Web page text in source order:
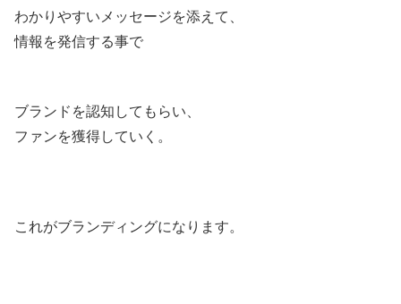
わかりやすいメッセージを添えて、
情報を発信する事で
ブランドを認知してもらい、
ファンを獲得していく。
これがブランディングになります。